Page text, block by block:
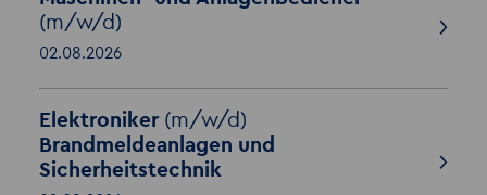
(m/w/d)
02.08.2026
Elektroniker (m/w/d)
Brandmeldeanlagen und
Sicherheitstechnik